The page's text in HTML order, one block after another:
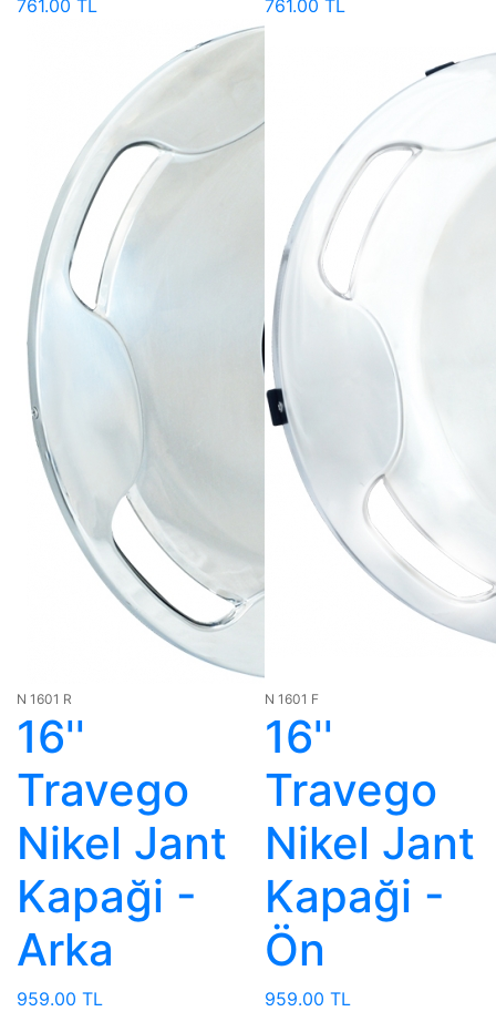
761.00 TL 761.00 TL
N 1601 R
16''
Travego
Nikel Jant
Kapaği -
Arka
959.00 TL
N 1601 F
16''
Travego
Nikel Jant
Kapaği -
Ön
959.00 TL